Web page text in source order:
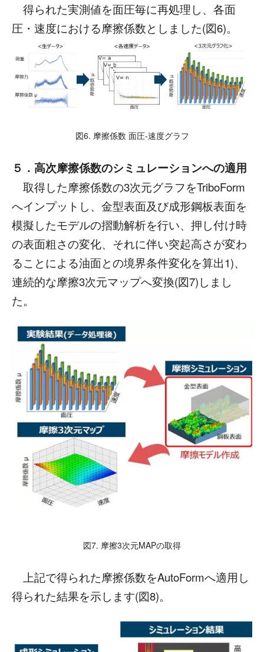
得られた実測値を面圧毎に再処理し、各面
圧・速度における摩擦係数としました(図6)。
図6. 摩擦係数 面圧-速度グラフ
５．高次摩擦係数のシミュレーションへの適用
取得した摩擦係数の3次元グラフをTriboForm
へインプットし、金型表面及び成形鋼板表面を
模擬したモデルの摺動解析を行い、押し付け時
の表面粗さの変化、それに伴い突起高さが変わ
ることによる油面との境界条件変化を算出1)、
連続的な摩擦3次元マップへ変換(図7)しまし
た。
図7. 摩擦3次元MAPの取得
上記で得られた摩擦係数をAutoFormへ適用し
得られた結果を示します(図8)。